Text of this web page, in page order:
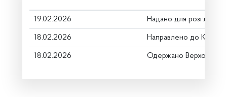
19.02.2026 Надано для розгляду
18.02.2026 Направлено до
18.02.2026 Одержано Верховною